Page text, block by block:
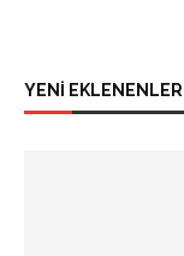
YENİ EKLENENLER